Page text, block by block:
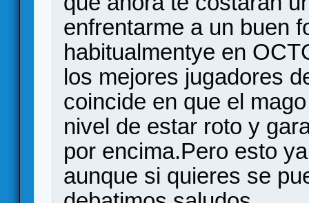
enfrentarme a un buen
habitualmentye en
los mejores jugadores
coincide en que el
nivel de estar roto y
por encima.Pero esto
aunque si quieres se